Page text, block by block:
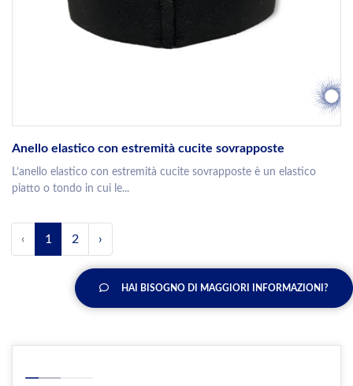
Anello elastico con estremità cucite sovrapposte
L’anello elastico con estremità cucite sovrapposte è un elastico
piatto o tondo in cui le...
‹ 1 2 ›
HAI BISOGNO DI MAGGIORI INFORMAZIONI?